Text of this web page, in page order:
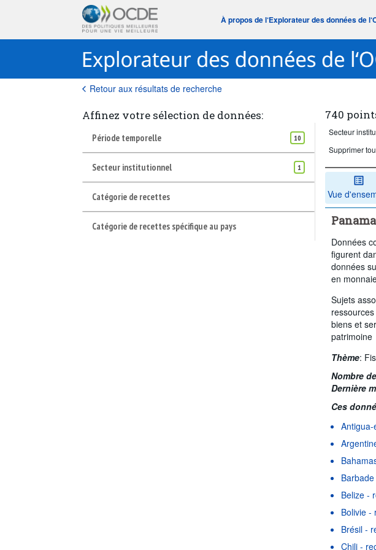
À propos de l‘Explorateur des données de
Retour aux résultats de recherche
Affinez votre sélection de données:
Période temporelle 10
Secteur institutionnel 1
Catégorie de recettes
Catégorie de recettes spécifique au pays
740
Secteur
Supprimer
Vue
Données
figurent
données
en
Sujets
biens et
patrimoine
Thème:
Nombre
Dernière
Ces
Belize -
Bolivie -
Brésil -
Chili -